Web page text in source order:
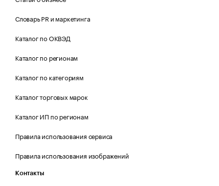
Словарь PR и маркетинга
Каталог по ОКВЭД
Каталог по регионам
Каталог по категориям
Каталог торговых марок
Каталог ИП по регионам
Правила использования сервиса
Правила использования изображений
Контакты